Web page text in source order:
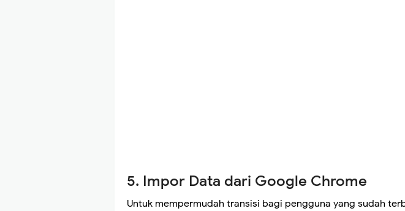
5. Impor Data dari Google Chrome
Untuk mempermudah transisi bagi pengguna yang sudah